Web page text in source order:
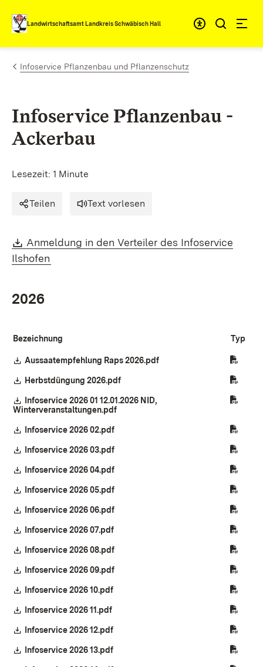
Zum Inhalt springen
Landwirtschaftsamt Landkreis Schwäbisch Hall
Infoservice Pflanzenbau und Pflanzenschutz
Infoservice Pflanzenbau -
Ackerbau
Lesezeit: 1 Minute
Teilen Text vorlesen
Download:
Anmeldung in den Verteiler des Infoservice
Ilshofen
2026
Bezeichnung Typ
Download:
Aussaatempfehlung Raps 2026.pdf(Öffnet in neuem Fenster)
Download:
Herbstdüngung 2026.pdf(Öffnet in neuem Fenster)
Download:
Infoservice 2026 01 12.01.2026 NID,
Winterveranstaltungen.pdf
Download:
Infoservice 2026 02.pdf(Öffnet in neuem Fenster)
Download:
Infoservice 2026 03.pdf(Öffnet in neuem Fenster)
Download:
Infoservice 2026 04.pdf(Öffnet in neuem Fenster)
Download:
Infoservice 2026 05.pdf(Öffnet in neuem Fenster)
Download:
Infoservice 2026 06.pdf(Öffnet in neuem Fenster)
Download:
Infoservice 2026 07.pdf(Öffnet in neuem Fenster)
Download:
Infoservice 2026 08.pdf(Öffnet in neuem Fenster)
Download:
Infoservice 2026 09.pdf(Öffnet in neuem Fenster)
Download:
Infoservice 2026 10.pdf(Öffnet in neuem Fenster)
Download:
Infoservice 2026 11.pdf(Öffnet in neuem Fenster)
Download:
Infoservice 2026 12.pdf(Öffnet in neuem Fenster)
Download:
Infoservice 2026 13.pdf(Öffnet in neuem Fenster)